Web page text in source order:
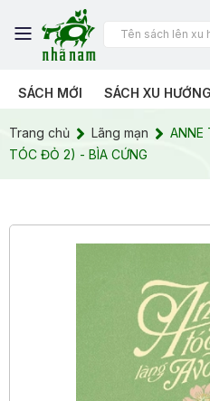
SÁCH MỚI SÁCH XU HƯỚNG
Trang chủ Lãng mạn
ANNE
TÓC ĐỎ 2) - BÌA CỨNG